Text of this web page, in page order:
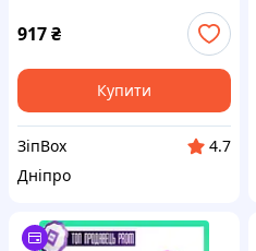
кольорів мікс, п/е /10/
917₴
Купити
ЗіпBox
4.7
Днiпро